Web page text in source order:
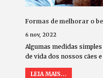
Formas de melhorar o
6 nov, 2022
Algumas medidas
de vida dos nossos cães
LEIA MAIS...